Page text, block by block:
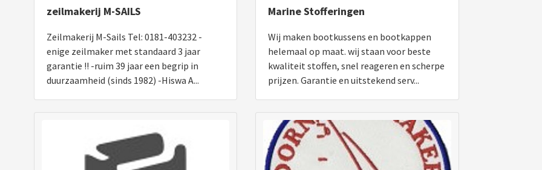
zeilmakerij M-SAILS
Zeilmakerij M-Sails Tel: 0181-403232 -
enige zeilmaker met standaard 3 jaar
garantie !! -ruim 39 jaar een begrip in
duurzaamheid (sinds 1982) -Hiswa A...
Marine Stofferingen
Wij maken bootkussens en bootkappen
helemaal op maat. wij staan voor beste
kwaliteit stoffen, snel reageren en scherpe
prijzen. Garantie en uitstekend serv...